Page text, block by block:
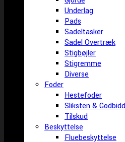
Underlag
Pads
Sadeltasker
Sadel Overtræk
Stigbøjler
Stigremme
Diverse
Foder
Hestefoder
Sliksten &
Tilskud
Beskyttelse
Fluebeskyttelse